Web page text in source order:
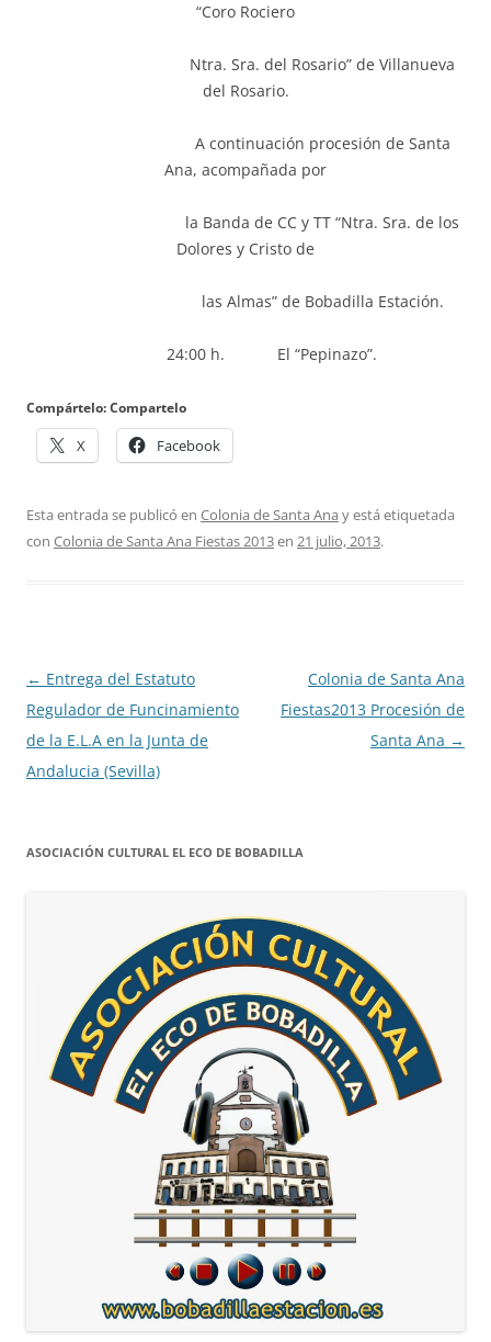
“Coro Rociero
Ntra. Sra. del Rosario” de Villanueva
del Rosario.
A continuación procesión de Santa
Ana, acompañada por
la Banda de CC y TT “Ntra. Sra. de los
Dolores y Cristo de
las Almas” de Bobadilla Estación.
24:00 h. El “Pepinazo”.
Compártelo: Compartelo
X Facebook
Esta entrada se publicó en Colonia de Santa Ana y está etiquetada
con Colonia de Santa Ana Fiestas 2013en 21 julio, 2013.
Navegación
de
entradas
← Entrega del Estatuto
Regulador de Funcinamiento
de la E.L.A en la Junta de
Andalucia (Sevilla)
Colonia de Santa Ana
Fiestas2013 Procesión de
Santa Ana →
ASOCIACIÓN CULTURAL EL ECO DE BOBADILLA